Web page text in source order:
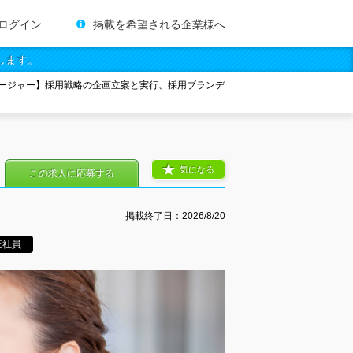
グイン 掲載を希望される企業様へ
す。
ジャー】採用戦略の企画立案と実行、採用ブランデ
掲載終了日： 2026/8/20
社員
気になる
この求人に応募する